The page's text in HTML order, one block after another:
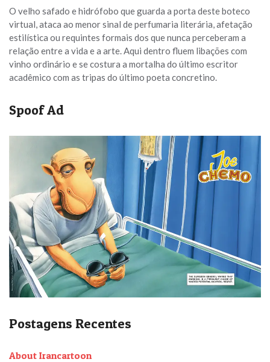
O velho safado e hidrófobo que guarda a porta deste boteco
virtual, ataca ao menor sinal de perfumaria literária, afetação
estilística ou requintes formais dos que nunca perceberam a
relação entre a vida e a arte. Aqui dentro fluem libações com
vinho ordinário e se costura a mortalha do último escritor
acadêmico com as tripas do último poeta concretino.
Spoof Ad
Postagens Recentes
About Irancartoon